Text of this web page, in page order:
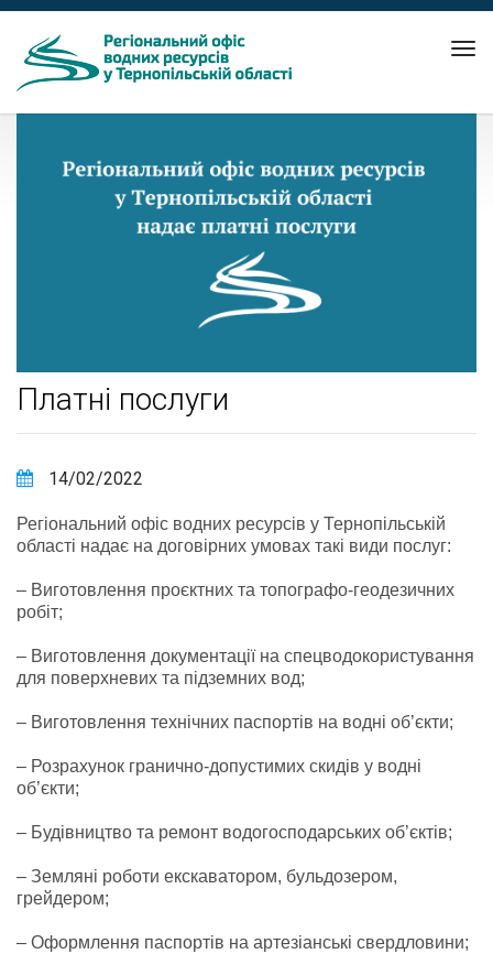
Платні послуги
14/02/2022
Регіональний офіс водних ресурсів у Тернопільській
області надає на договірних умовах такі види послуг:
– Виготовлення проєктних та топографо-геодезичних
робіт;
– Виготовлення документації на спецводокористування
для поверхневих та підземних вод;
– Виготовлення технічних паспортів на водні об’єкти;
– Розрахунок гранично-допустимих скидів у водні
об’єкти;
– Будівництво та ремонт водогосподарських об’єктів;
– Земляні роботи екскаватором, бульдозером,
грейдером;
– Оформлення паспортів на артезіанські свердловини;